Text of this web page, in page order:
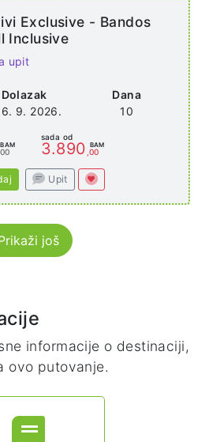
Dolazak
6. 9. 2026.
Dana
10
Exclusive - Bandos
Inclusive
upit
BAM
,00
sada od
3.890 BAM
,00
Upit
još
informacije o destinaciji,
ovo putovanje.